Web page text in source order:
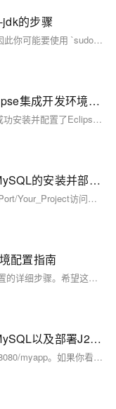
的步骤
在整个安装过程中，你可能需要管理员权限，因此你可能要使用 `sudo` 来获取必要的权限。记得做完每一个步骤后，都要检查输出，以确保没有发生错误，并且每项操作都成功完成。如果在安装过程中遇到问题，查看 `/var/log/` 下的日志文件对于问题的解决可能是有帮助的。
在Ubuntu18.04安装兼容JDK 8的Eclipse集成开发环境的指南。
完成以上步骤后，您将在Ubuntu 18.04系统上成功安装并配置了Eclipse IDE，它将与JDK 8兼容，可以开始进行Java开发工作。如果遇到任何问题，请确保每一步骤都正确执行，并检查是否所有路径都与您的具体情况相匹配。
在Linux平台上进行JDK、Tomcat、MySQL的安装并部署后端项目
现在，你可以通过访问http://Your_IP:Tomcat_Port/Your_Project访问你的项目了。如果一切顺利，你将看到那绚烂的胜利之光照耀在你的项目之上！
配置指南
以上就是JDK和Tomcat的下载、安装和环境配置的详细步骤。希望这个指南能帮助你顺利完成设置。
在Linux系统中安装JDK、Tomcat、MySQL以及部署J2EE后端接口
校验时，浏览器输入：http://[your_server_IP]:8080/myapp。如果你看到你的应用的欢迎页面，恭喜你，一切都已就绪。